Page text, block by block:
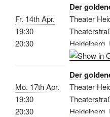
Fr. 14th Apr.
19:30
20:30
Der
Theater
Mo. 17th Apr.
19:30
20:30
Der
Theater